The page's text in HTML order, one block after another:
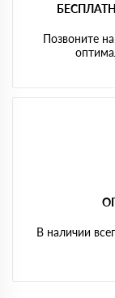
Позвоните
В наличии